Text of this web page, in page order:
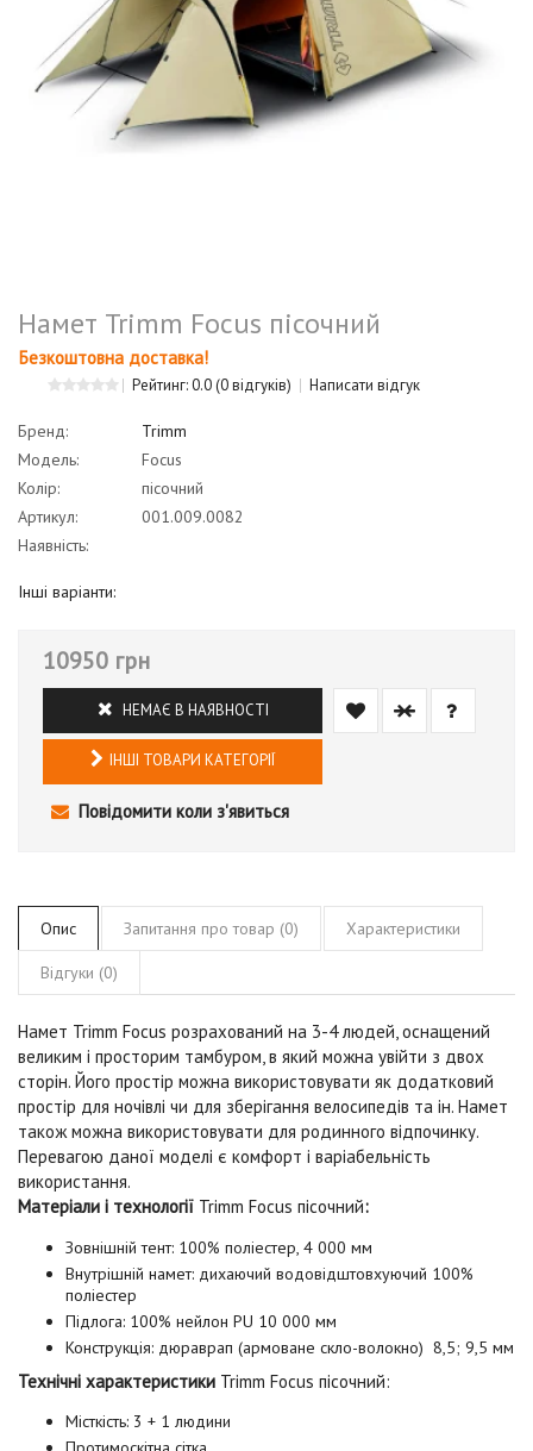
Намет Trimm Focus пісочний
Безкоштовна доставка!
Рейтинг: 0.0(0 відгуків) Написати відгук
Бренд:
Trimm
Модель:
Focus
Колір:
пісочний
Артикул:
001.009.0082
Наявність:
Інші варіанти:
10950 грн
НЕМАЄ В НАЯВНОСТІ
ІНШІ ТОВАРИ КАТЕГОРІЇ
Повідомити коли з'явиться
Опис Запитання про товар (0) Характеристики
Відгуки (0)
Намет Trimm Focus розрахований на 3-4 людей, оснащений
великим і просторим тамбуром, в який можна увійти з двох
сторін. Його простір можна використовувати як додатковий
простір для ночівлі чи для зберігання велосипедів та ін. Намет
також можна використовувати для родинного відпочинку.
Перевагою даної моделі є комфорт і варіабельність
використання.
Матеріали і технології Trimm Focus пісочний:
Зовнішній тент: 100% поліестер, 4 000 мм
Внутрішній намет: дихаючий водовідштовхуючий 100%
поліестер
Підлога: 100% нейлон PU 10 000 мм
Конструкція: дюраврап (армоване скло-волокно) 8,5; 9,5 мм
Технічні характеристики Trimm Focus пісочний:
Місткість: 3 + 1 людини